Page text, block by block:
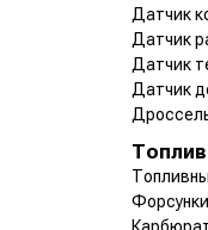
Датчик
Датчик
Датчик
Датчик